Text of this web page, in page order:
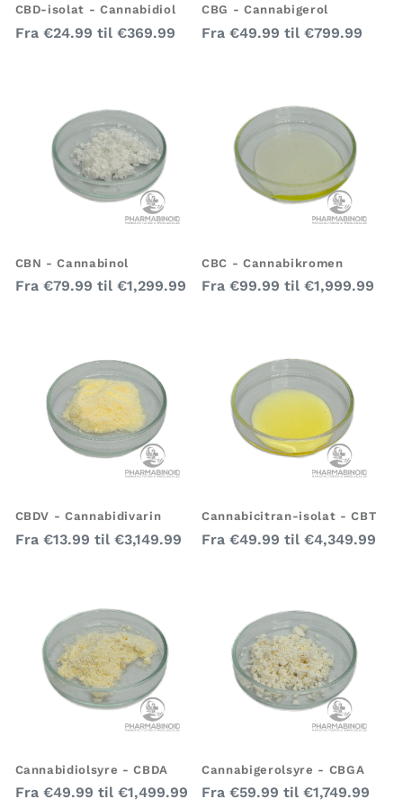
CBD-isolat - Cannabidiol
Almindelig
Fra €24.99 til €369.99
CBG - Cannabigerol
Almindelig
Fra €49.99 til €799.99
CBN - Cannabinol
Almindelig
Fra €79.99 til €1,299.99
CBC - Cannabikromen
Almindelig
Fra €99.99 til €1,999.99
CBDV - Cannabidivarin
Almindelig
Fra €13.99 til €3,149.99
Cannabicitran-isolat - CBT
Almindelig
Fra €49.99 til €4,349.99
Cannabidiolsyre - CBDA
Almindelig
Fra €49.99 til €1,499.99
Cannabigerolsyre - CBGA
Almindelig
Fra €59.99 til €1,749.99